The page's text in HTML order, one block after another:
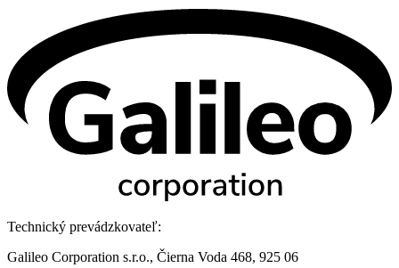
Technický prevádzkovateľ:
Galileo Corporation s.r.o., Čierna Voda 468, 925 06